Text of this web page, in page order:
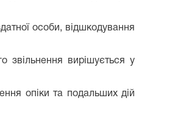
особи, відшкодування
звільнення вирішується у
опіки та подальших дій